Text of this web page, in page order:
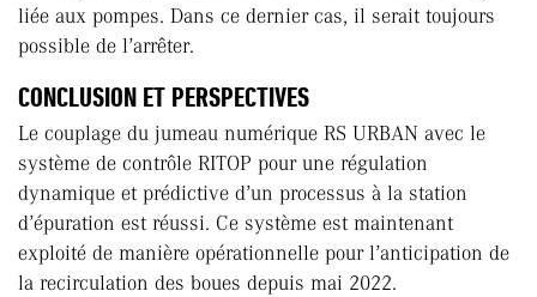
liée aux pompes. Dans ce dernier cas, il serait toujours
possible de l’arrêter.
CONCLUSION ET PERSPECTIVES
Le couplage du jumeau numérique RS URBAN avec le
système de contrôle RITOP pour une régulation
dynamique et prédictive d’un processus à la station
d’épuration est réussi. Ce système est maintenant
exploité de manière opérationnelle pour l’anticipation de
la recirculation des boues depuis mai 2022.